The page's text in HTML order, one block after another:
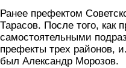
Ранее префектом
Тарасов. После того, как
самостоятельными
префекты трех районов,
был Александр Морозов.